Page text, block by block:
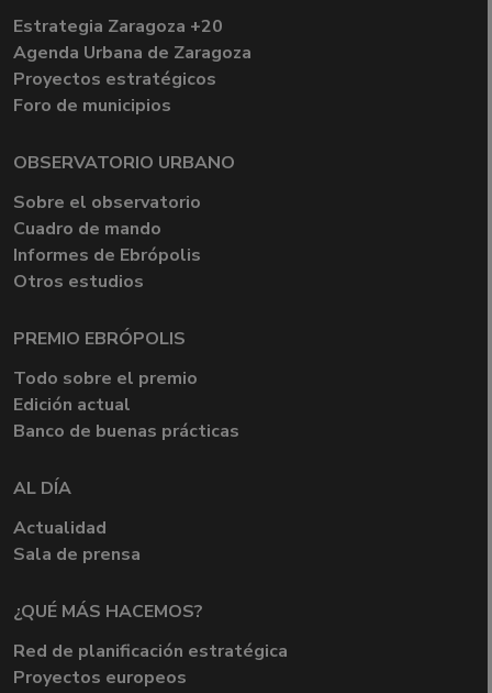
Estrategia Zaragoza +20
Agenda Urbana de Zaragoza
Proyectos estratégicos
Foro de municipios
OBSERVATORIO URBANO
Sobre el observatorio
Cuadro de mando
Informes de Ebrópolis
Otros estudios
PREMIO EBRÓPOLIS
Todo sobre el premio
Edición actual
Banco de buenas prácticas
AL DÍA
Actualidad
Sala de prensa
¿QUÉ MÁS HACEMOS?
Red de planificación estratégica
Proyectos europeos